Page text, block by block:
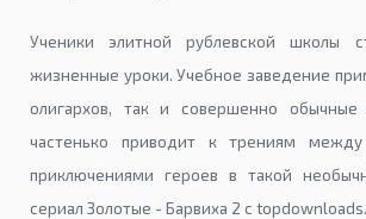
Ученики элитной рублевской школы
жизненные уроки. Учебное заведение
олигархов, так и совершенно
частенько приводит к трениям
приключениями героев в такой
сериал Золотые - Барвиха 2 с